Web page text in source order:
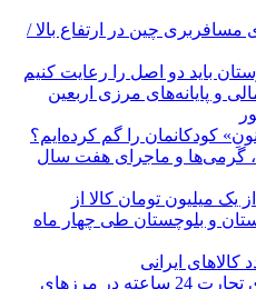
مسافربری چین در ارتفاع بالا /
باید دو اصل را رعایت کنیم
و پایانه‌های مرزی اربعین
کودکانمان را گم کرده‌ایم؟
گرمی‌ها و ماجرای هفت سال
یک میلیون تومان کالا از
و بلوچستان طی چهار ماه
ایرانی
توافق ایران و پاکستان برای تجارت 24 ساعته در مرزهای